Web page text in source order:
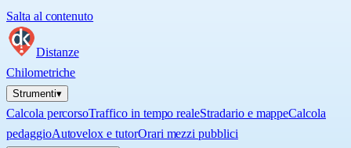
Salta al contenuto
Distanze
Chilometriche
Strumenti▾
Calcola percorsoTraffico in tempo realeStradario e mappeCalcola
pedaggioAutovelox e tutorOrari mezzi pubblici